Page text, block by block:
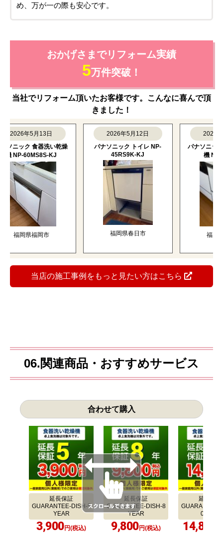
め、万が一の際も安心です。
おかげさまでリフォーム実績
5万件突破！
当社でリフォーム頂いたお客様です。こんなに喜んで頂
きました！
年5月13日
ック 食器洗い乾燥
60MS8S-KJ
岡県福岡市
2026年5月12日
パナソニック トイレ NP-
45RS9K-KJ
福岡県春日市
2026年4月
パナソニック 食
機 NP-
福岡県福
当店の施工事例をもっと見たい方はこちら
06.関連商品・おすすめサービス
合わせて購入
延長保証
GUARANTEE-DISH-5
YEAR
3,900円(税込)
延長保証
GUARANTEE-DISH-8
YEAR
9,800円(税込)
延長保証
GUARANTEE-
0YEAR
14,800